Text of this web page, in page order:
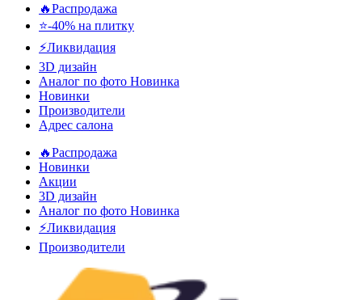
🔥Распродажа
⭐-40% на плитку
⚡️Ликвидация
3D дизайн
Аналог по фото Новинка
Новинки
Производители
Адрес салона
🔥Распродажа
Новинки
Акции
3D дизайн
Аналог по фото Новинка
⚡Ликвидация
Производители